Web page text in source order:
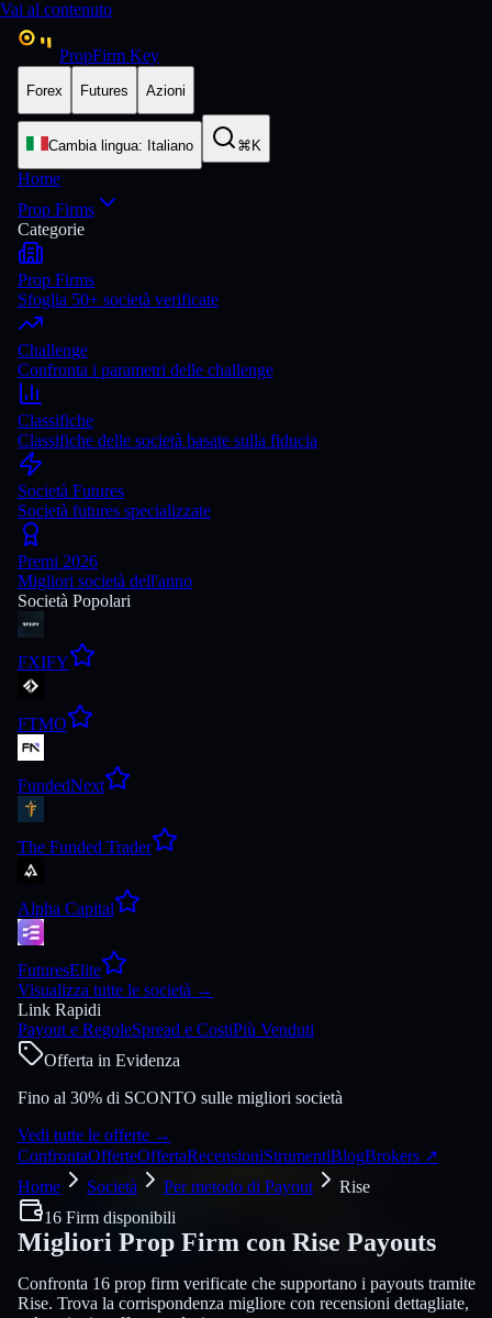
Vai al contenuto
PropFirm Key
Forex Futures Azioni
Cambia lingua: Italiano ⌘K
Home
Prop Firms
Categorie
Prop Firms
Sfoglia 50+ società verificate
Challenge
Confronta i parametri delle challenge
Classifiche
Classifiche delle società basate sulla fiducia
Società Futures
Società futures specializzate
Premi 2026
Migliori società dell'anno
Società Popolari
FXIFY
FTMO
FundedNext
The Funded Trader
Alpha Capital
FuturesElite
Visualizza tutte le società →
Link Rapidi
Payout e RegoleSpread e CostiPiù Venduti
Offerta in Evidenza
Fino al 30% di SCONTO sulle migliori società
Vedi tutte le offerte →
ConfrontaOfferteOffertaRecensioniStrumentiBlogBrokers ↗
Home
Società Per metodo di Payout
Rise
16 Firm disponibili
Migliori Prop Firm con Rise Payouts
Confronta 16 prop firm verificate che supportano i payouts tramite
Rise. Trova la corrispondenza migliore con recensioni dettagliate,